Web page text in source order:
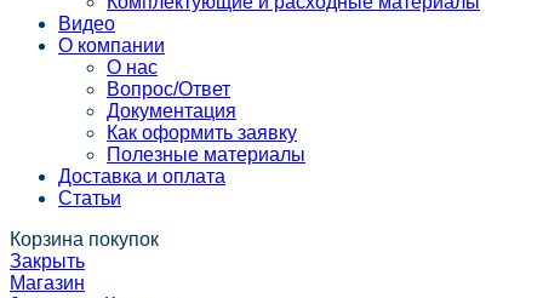
Видео
О компании
О нас
Вопрос/Ответ
Документация
Как оформить заявку
Полезные материалы
Доставка и оплата
Статьи
Корзина покупок
Закрыть
Магазин